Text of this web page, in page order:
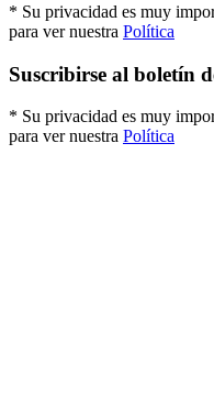
* Su privacidad es muy
para ver nuestra Política
Suscribirse al boletín
* Su privacidad es muy
para ver nuestra Política